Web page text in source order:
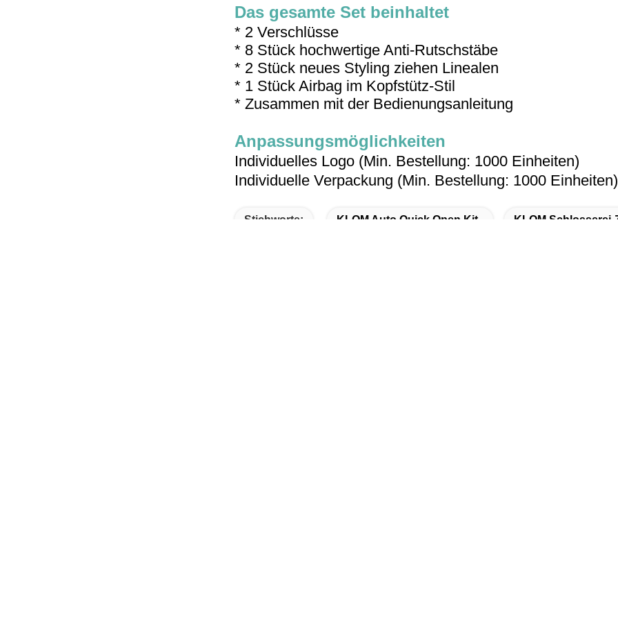
Das gesamte Set beinhaltet
* 2 Verschlüsse
* 8 Stück hochwertige Anti-Rutschstäbe
* 2 Stück neues Styling ziehen Linealen
* 1 Stück Airbag im Kopfstütz-Stil
* Zusammen mit der Bedienungsanleitung
Anpassungsmöglichkeiten
Individuelles Logo (Min. Bestellung: 1000 Einheiten)
Individuelle Verpackung (Min. Bestellung: 1000 Einheiten)
Stichworte: KLOM Auto Quick Open Kit KLOM